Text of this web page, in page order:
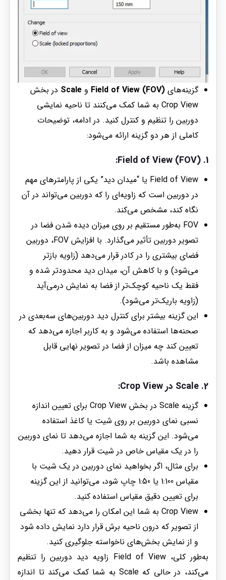
گزینه‌هایField of View (FOV) وScale در بخش
Crop View به شما کمک می‌کنند تا ناحیه نمایشی
دوربین را تنظیم و کنترل کنید. در ادامه، توضیحات
کاملی از هر دو گزینه ارائه می‌شود:
1.
Field of View (FOV)
:
Field of View یا “میدان دید” یکی از پارامترهای مهم
در دوربین است که زاویه‌ای را که دوربین می‌تواند در آن
نگاه کند، مشخص می‌کند.
FOV به‌طور مستقیم بر روی میزان دیده شدن فضا در
تصویر دوربین تأثیر می‌گذارد. با افزایش FOV، دوربین
فضای بیشتری را در کادر قرار می‌دهد (زاویه بازتر
می‌شود) و با کاهش آن، میدان دید محدودتر شده و
فقط یک ناحیه کوچک‌تر از فضا به نمایش درمی‌آید
(زاویه باریک‌تر می‌شود).
این گزینه بیشتر برای کنترل دید دوربین‌های سه‌بعدی در
صحنه‌ها استفاده می‌شود و به کاربر اجازه می‌دهد که
تعیین کند چه میزان از فضا در تصویر نهایی قابل
مشاهده باشد.
2.
Scale درCrop View
:
گزینه Scale در بخش Crop View برای تعیین اندازه
نسبی نمای دوربین بر روی شیت یا کاغذ استفاده
می‌شود. این گزینه به شما اجازه می‌دهد تا نمای دوربین
را در یک مقیاس خاص در شیت قرار دهید.
برای مثال، اگر بخواهید نمای دوربین در یک شیت با
مقیاس 1:100 یا 1:50 چاپ شود، می‌توانید از این گزینه
برای تعیین دقیق مقیاس استفاده کنید.
Crop View به شما این امکان را می‌دهد که تنها بخشی
از تصویر که درون ناحیه برش قرار دارد نمایش داده شود
و از نمایش بخش‌های ناخواسته جلوگیری کنید.
به‌طور کلی، Field of View زاویه دید دوربین را تنظیم
می‌کند، در حالی که Scale به شما کمک می‌کند تا اندازه